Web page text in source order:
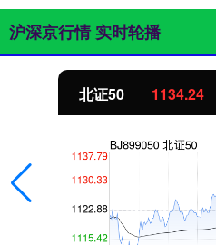
沪深京行情 实时轮播
北证50 1134.24